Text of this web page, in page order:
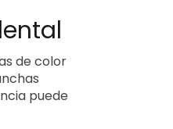
de color
puede